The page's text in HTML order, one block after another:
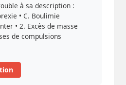
à sa description :
• C. Boulimie
• 2. Excès de masse
de compulsions